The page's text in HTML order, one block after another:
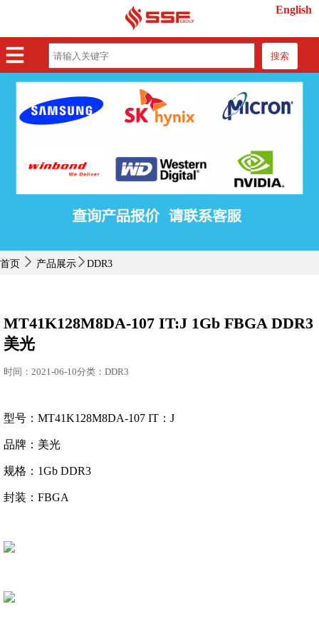
English
搜索
首页
产品展示
行业动态
首页 产品展示 DDR3
MT41K128M8DA-107 IT:J 1Gb FBGA DDR3
美光
时间：2021-06-10分类：DDR3
型号：MT41K128M8DA-107 IT：J
品牌：美光
规格：1Gb DDR3
封装：FBGA